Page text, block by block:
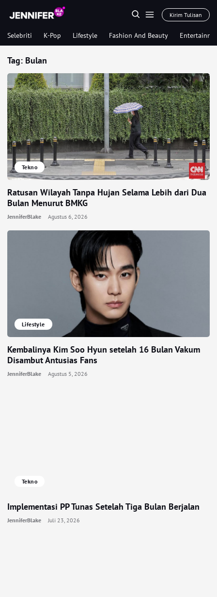
Kirim Tulisan
Selebriti K-Pop Lifestyle Fashion And Beauty
Tag: Bulan
Tekno
Ratusan Wilayah Tanpa Hujan Selama Lebih dari Dua
Bulan Menurut BMKG
JenniferBlake Agustus 6, 2026
Lifestyle
Kembalinya Kim Soo Hyun setelah 16 Bulan Vakum
Disambut Antusias Fans
JenniferBlake Agustus 5, 2026
Tekno
Implementasi PP Tunas Setelah Tiga Bulan Berjalan
JenniferBlake Juli 23, 2026